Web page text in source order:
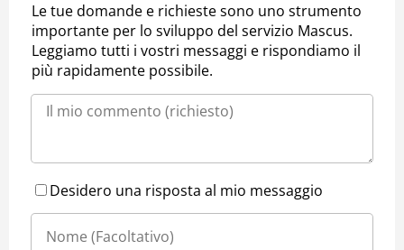
Le tue domande e richieste sono uno strumento
importante per lo sviluppo del servizio Mascus.
Leggiamo tutti i vostri messaggi e rispondiamo il
più rapidamente possibile.
Desidero una risposta al mio messaggio